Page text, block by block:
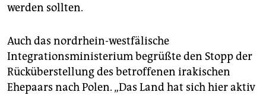
werden sollten.
Auch das nordrhein-westfälische
Integrationsministerium begrüßte den Stopp der
Rücküberstellung des betroffenen irakischen
Ehepaars nach Polen. „Das Land hat sich hier aktiv